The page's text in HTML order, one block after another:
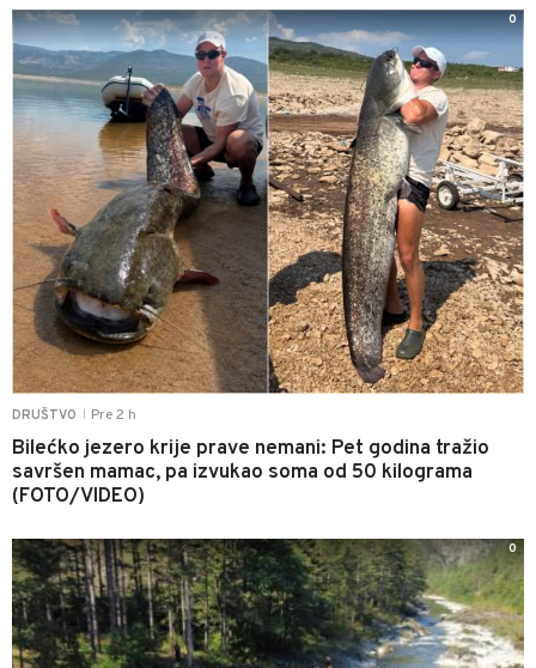
DRUŠTVO Pre 2 h
Bilećko jezero krije prave nemani: Pet godina tražio
savršen mamac, pa izvukao soma od 50 kilograma
(FOTO/VIDEO)
0
0